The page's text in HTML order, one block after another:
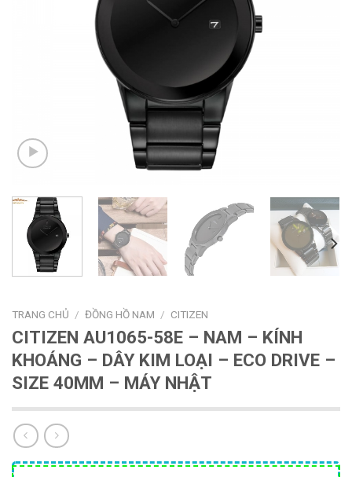
TRANG CHỦ / ĐỒNG HỒ NAM / CITIZEN
CITIZEN AU1065-58E – NAM – KÍNH
KHOÁNG – DÂY KIM LOẠI – ECO DRIVE –
SIZE 40MM – MÁY NHẬT